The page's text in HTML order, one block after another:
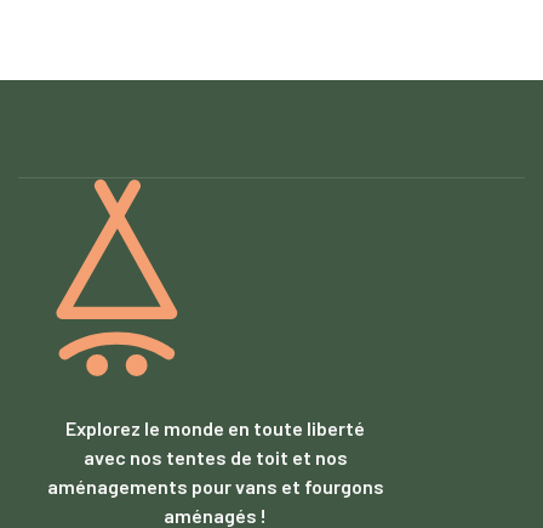
Explorez le monde en toute liberté
avec nos tentes de toit et nos
aménagements pour vans et fourgons
aménagés !